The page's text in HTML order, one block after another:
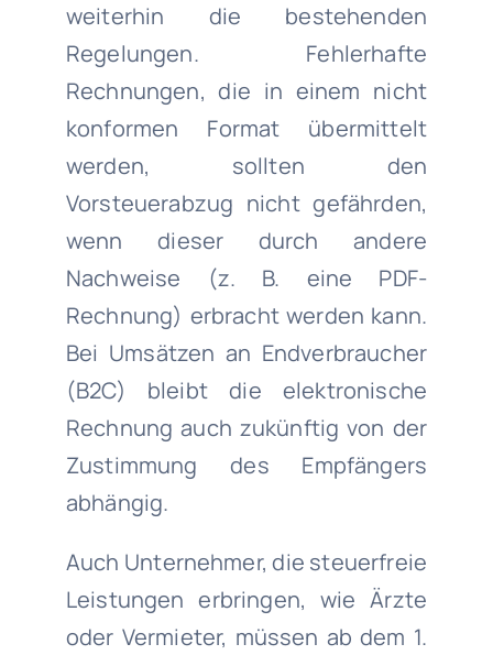
weiterhin die bestehenden
Regelungen. Fehlerhafte
Rechnungen, die in einem nicht
konformen Format übermittelt
werden, sollten den
Vorsteuerabzug nicht gefährden,
wenn dieser durch andere
Nachweise (z. B. eine PDF-
Rechnung) erbracht werden kann.
Bei Umsätzen an Endverbraucher
(B2C) bleibt die elektronische
Rechnung auch zukünftig von der
Zustimmung des Empfängers
abhängig.
Auch Unternehmer, die steuerfreie
Leistungen erbringen, wie Ärzte
oder Vermieter, müssen ab dem 1.